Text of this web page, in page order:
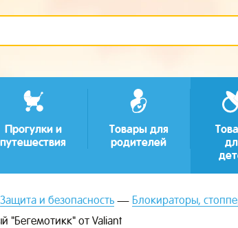
Прогулки и
путешествия
Товары для
родителей
Защита и безопасность
Блокираторы,
"Бегемотикк" от Valiant